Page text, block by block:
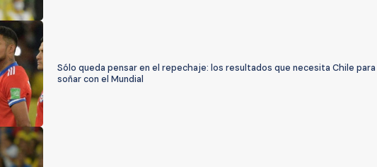
Sólo queda pensar en el repechaje: los resultados que necesita Chile para
soñar con el Mundial